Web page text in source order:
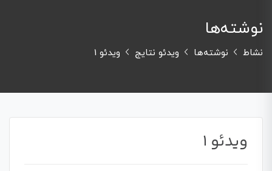
نوشته‌ها
نشاط نوشته‌ها ویدئو نتایج ویدئو 1
ویدئو 1